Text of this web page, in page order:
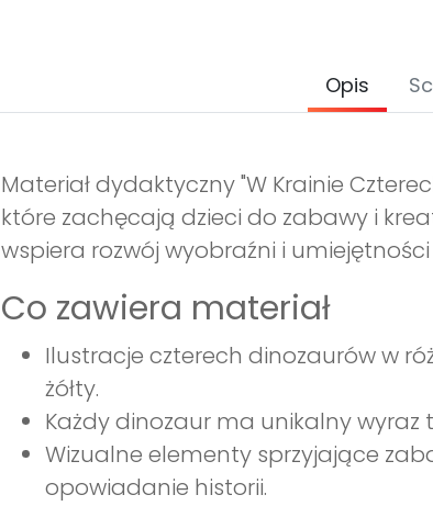
Opis
Materiał dydaktyczny "W Krainie
które zachęcają dzieci do zabawy i
wspiera rozwój wyobraźni i
Co zawiera materiał
Ilustracje czterech dinozaurów w
żółty.
Każdy dinozaur ma unikalny
Wizualne elementy sprzyjające
opowiadanie historii.